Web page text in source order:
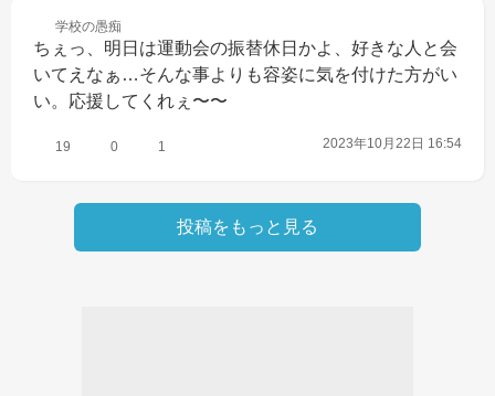
学校の愚痴
ちぇっ、明日は運動会の振替休日かよ、好きな人と会
いてえなぁ…そんな事よりも容姿に気を付けた方がい
い。応援してくれぇ〜〜
19 0 1 2023年10月22日 16:54
投稿をもっと見る